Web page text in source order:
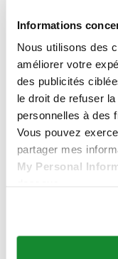
Informations
Nous utilisons des
améliorer votre
des publicités
le droit de refuser
personnelles à des
Vous pouvez
partager mes
My Personal
Batha
Riyadh
Arabie Saoudite
00966 1 4032968
Riyadh@al-
See details Go to
AL-
Olaya
Riyadh
Arabie Saoudite
Go
AL-